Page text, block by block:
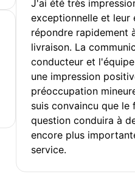
J'ai été très
exceptionnelle et leur
répondre rapidement
livraison. La
conducteur et
une impression
préoccupation
suis convaincu que
question conduira à
encore plus
service.